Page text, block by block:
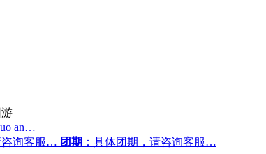
an…
咨询客服… 团期 ：具体团期，请咨询客服…